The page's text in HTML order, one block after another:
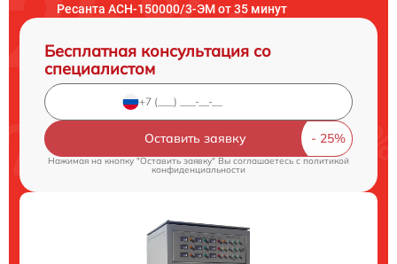
Ресанта АСН-150000/3-ЭМ от 35 минут
Бесплатная консультация со
специалистом
Оставить заявку
Нажимая на кнопку "Оставить заявку" Вы соглашаетесь cполитикой
конфиденциальности